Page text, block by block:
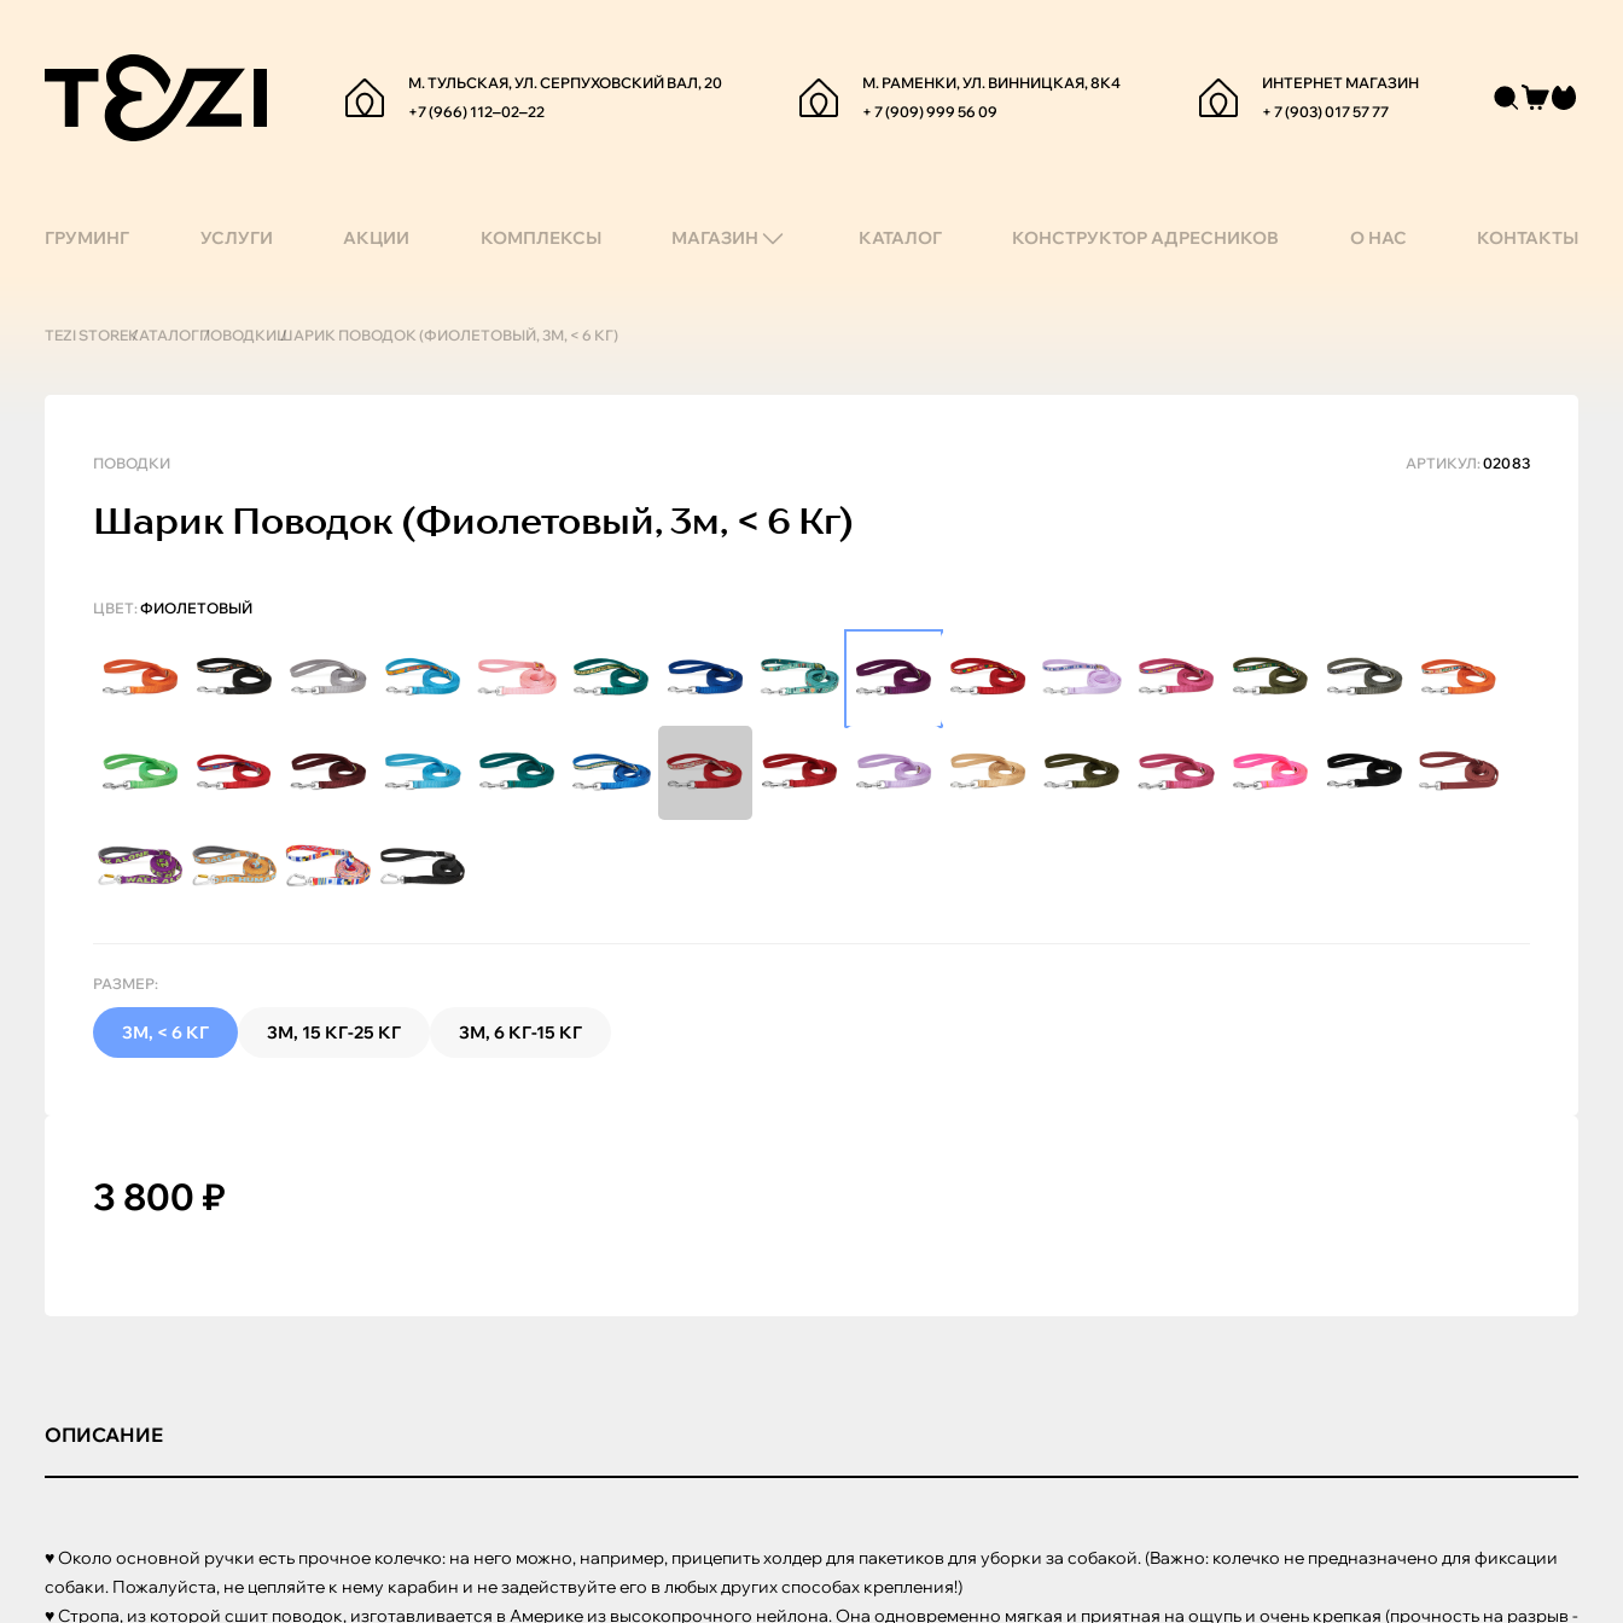
М. ТУЛЬСКАЯ, УЛ. СЕРПУХОВСКИЙ ВАЛ, 20
+7 (966) 112‒02‒22
М. РАМЕНКИ, УЛ. ВИННИЦКАЯ, 8К4
+ 7 (909) 999 56 09
ИНТЕРНЕТ МАГАЗИН
+ 7 (903) 017 57 77
ГРУМИНГ УСЛУГИ АКЦИИ КОМПЛЕКСЫ МАГАЗИН КАТАЛОГ КОНСТРУКТОР АДРЕСНИКОВ О НАС КОНТАКТЫ
TEZI STOREКАТАЛОГПОВОДКИШАРИК ПОВОДОК (ФИОЛЕТОВЫЙ, 3М, < 6 КГ)
ПОВОДКИ АРТИКУЛ: 02083
Шарик Поводок (фиолетовый, 3м, < 6 Кг)
ЦВЕТ: ФИОЛЕТОВЫЙ
РАЗМЕР:
3М, < 6 КГ 3М, 15 КГ-25 КГ 3М, 6 КГ-15 КГ
3 800 ₽
ОПИСАНИЕ
♥ Около основной ручки есть прочное колечко: на него можно, например, прицепить холдер для пакетиков для уборки за собакой. (Важно: колечко не предназначено для фиксации
собаки. Пожалуйста, не цепляйте к нему карабин и не задействуйте его в любых других способах крепления!)
♥ Стропа, из которой сшит поводок, изготавливается в Америке из высокопрочного нейлона. Она одновременно мягкая и приятная на ощупь и очень крепкая (прочность на разрыв -